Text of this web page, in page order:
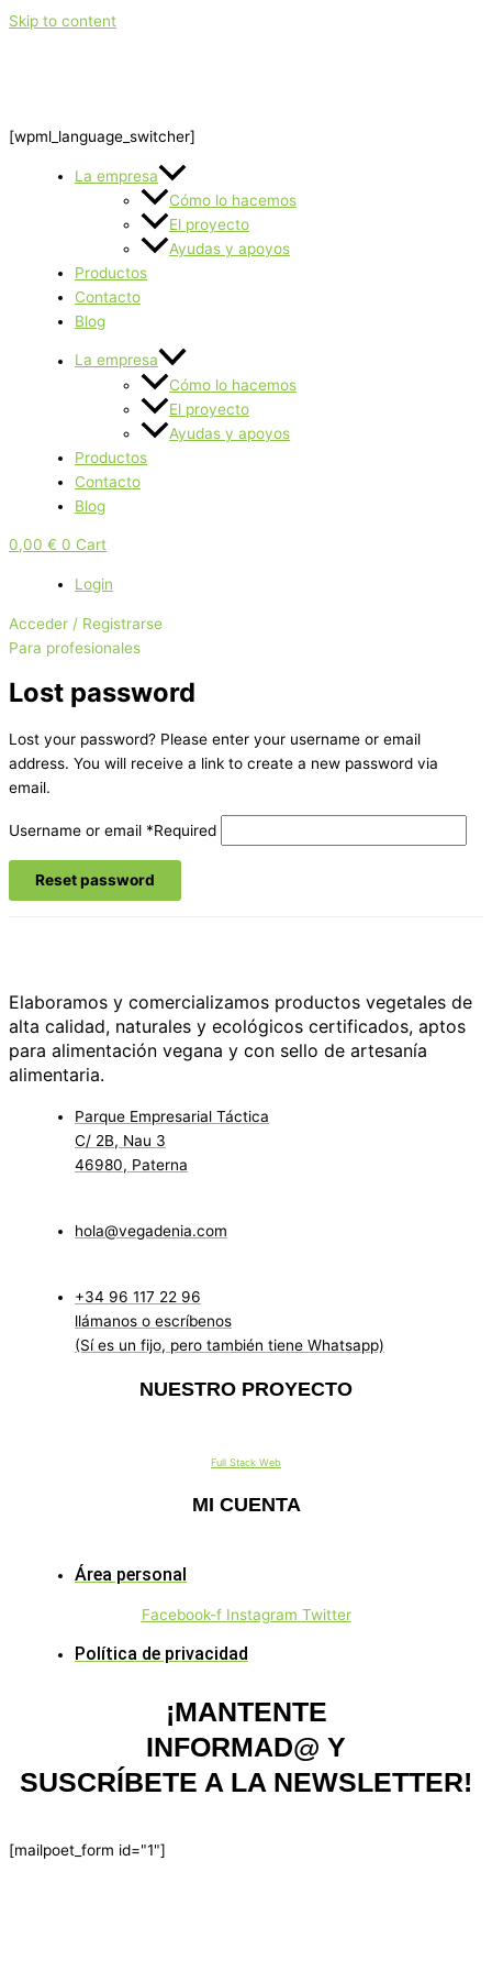
Skip to content
[wpml_language_switcher]
La empresa
Cómo lo hacemos
El proyecto
Ayudas y apoyos
Productos
Contacto
Blog
La empresa
Cómo lo hacemos
El proyecto
Ayudas y apoyos
Productos
Contacto
Blog
0,00 € 0 Cart
Login
Acceder / Registrarse
Para profesionales
Lost password
Lost your password? Please enter your username or email
address. You will receive a link to create a new password via
email.
Username or email *Required
Reset password
Elaboramos y comercializamos productos vegetales de
alta calidad, naturales y ecológicos certificados, aptos
para alimentación vegana y con sello de artesanía
alimentaria.
Parque Empresarial Táctica
C/ 2B, Nau 3
46980, Paterna
hola@vegadenia.com
+34 96 117 22 96
llámanos o escríbenos
(Sí es un fijo, pero también tiene Whatsapp)
NUESTRO PROYECTO
Full Stack Web
MI CUENTA
Área personal
Facebook-f Instagram Twitter
Política de privacidad
¡MANTENTE
INFORMAD@ Y
SUSCRÍBETE A LA NEWSLETTER!
[mailpoet_form id="1"]